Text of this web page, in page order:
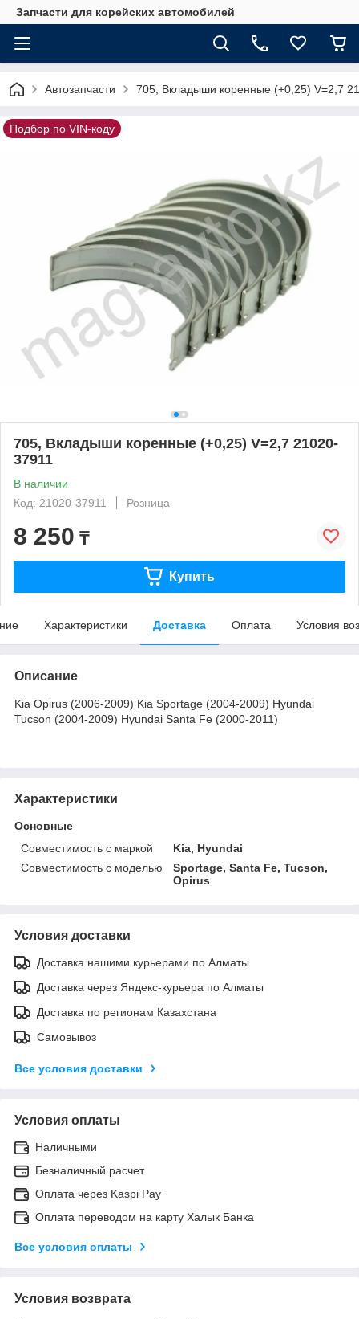
Запчасти для корейских автомобилей
Автозапчасти 705, Вкладыши коренные (+0,25) V=2,7
Подбор по VIN-коду
705, Вкладыши коренные (+0,25) V=2,7 21020-
37911
В наличии
Код: 21020-37911
Розница
8 250 ₸
Купить
Характеристики Доставка Оплата Условия
Описание
Kia Opirus (2006-2009) Kia Sportage (2004-2009) Hyundai
Tucson (2004-2009) Hyundai Santa Fe (2000-2011)
Характеристики
Основные
Совместимость с маркой
Kia, Hyundai
Совместимость с моделью
Sportage, Santa Fe, Tucson,
Opirus
Условия доставки
Доставка нашими курьерами по Алматы
Доставка через Яндекс-курьера по Алматы
Доставка по регионам Казахстана
Самовывоз
Все условия доставки
Условия оплаты
Наличными
Безналичный расчет
Оплата через Kaspi Pay
Оплата переводом на карту Халык Банка
Все условия оплаты
Условия возврата